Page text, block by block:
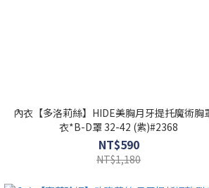
內衣【多洛莉絲】HIDE美胸月牙提托魔術胸
衣*B-D罩 32-42 (紫)#2368
NT$590
NT$1,180